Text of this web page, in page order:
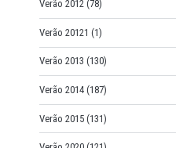
Verão 2012 (78)
Verão 20121 (1)
Verão 2013 (130)
Verão 2014 (187)
Verão 2015 (131)